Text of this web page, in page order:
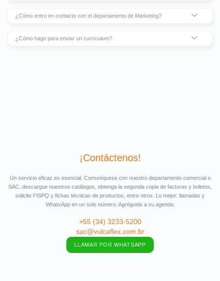
¿Cómo entro en contacto con el departamento de Marketing?
¿Cómo hago para enviar un currículum?
¡Contáctenos!
Un servicio eficaz es esencial. Comuníquese con nuestro departamento comercial o
SAC, descargue nuestros catálogos, obtenga la segunda copia de facturas y boletos,
solicite FISPQ y fichas técnicas de productos, entre otros. Lo mejor: llamadas y
WhatsApp en un solo número. Agréguelo a su agenda:
+55 (34) 3233-5200
sac@vulcaflex.com.br
LLAMAR POR WHATSAPP